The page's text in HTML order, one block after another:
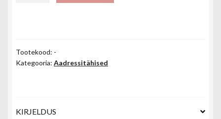
Tootekood: -
Kategooria: Aadressitähised
KIRJELDUS